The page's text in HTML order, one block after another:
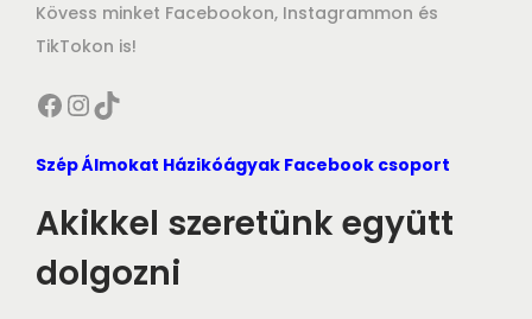
Kövess minket Facebookon, Instagrammon és
TikTokon is!
Facebook InstagramTikTok
Szép Álmokat Házikóágyak Facebook csoport
Akikkel szeretünk együtt
dolgozni